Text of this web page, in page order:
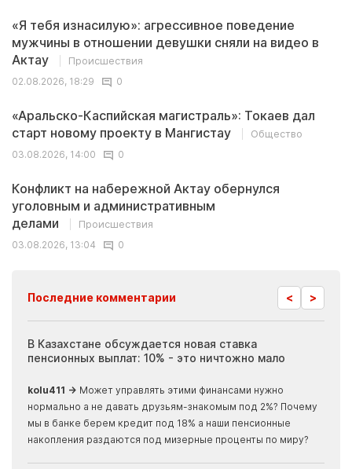
«Я тебя изнасилую»: агрессивное поведение
мужчины в отношении девушки сняли на видео в
Актау
Происшествия
02.08.2026, 18:29
0
«Аральско-Каспийская магистраль»: Токаев дал
старт новому проекту в Мангистау
Общество
03.08.2026, 14:00
0
Конфликт на набережной Актау обернулся
уголовным и административным
делами
Происшествия
03.08.2026, 13:04
0
Последние комментарии < >
В Казахстане обсуждается новая ставка
пенсионных выплат: 10% - это ничтожно мало
kolu411 → Может управлять этими финансами нужно
нормально а не давать друзьям-знакомым под 2%? Почему
мы в банке берем кредит под 18% а наши пенсионные
накопления раздаются под мизерные проценты по миру?